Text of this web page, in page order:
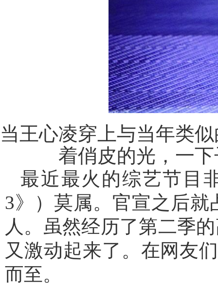
当王心凌穿上与当年类
着俏皮的光，一
最近最火的综艺节目
3》）莫属。官宣之后
人。虽然经历了第二季
又激动起来了。在网友
而至。